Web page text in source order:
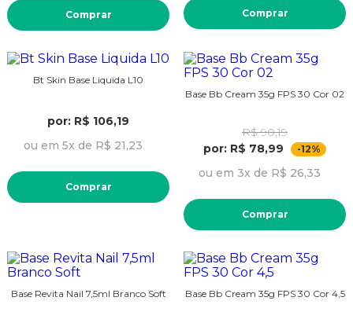
Comprar Comprar
Bt Skin Base Liquida L10
por: R$ 106,19
ou em 5x de R$ 21,23
Comprar
Base Bb Cream 35g FPS 30 Cor 02
R$ 90,19
por: R$ 78,99
-12%
ou em 3x de R$ 26,33
Comprar
Base Revita Nail 7,5ml Branco Soft Base Bb Cream 35g FPS 30 Cor 4,5